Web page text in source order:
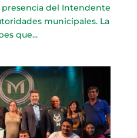
presencia del Intendente
municipales. La
que...